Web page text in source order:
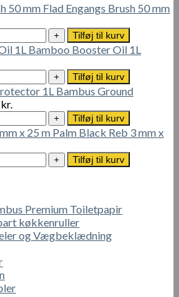
Flad Engangs Brush 50 mm
Tilføj til kurv
Bamboo Booster Oil 1L
Tilføj til kurv
Bambus Ground
kr.
Tilføj til kurv
Palm Black Reb 3 mm x
Tilføj til kurv
Premium Toiletpapir
køkkenruller
og Vægbeklædning